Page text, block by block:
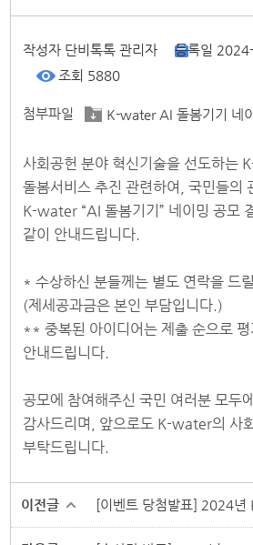
작성자 단비톡톡 관리자 등록일
조회 5880
첨부파일 K-water AI 돌봄기기 네
사회공헌 분야 혁신기술을 선도하는
돌봄서비스 추진 관련하여, 국민들의
K-water “AI 돌봄기기” 네이밍 공모
같이 안내드립니다.
* 수상하신 분들께는 별도 연락을 드
(제세공과금은 본인 부담입니다.)
** 중복된 아이디어는 제출 순으로
안내드립니다.
공모에 참여해주신 국민 여러분 모두
감사드리며, 앞으로도 K-water의 사
부탁드립니다.
이전글